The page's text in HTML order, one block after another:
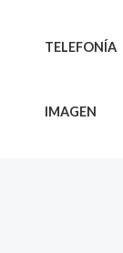
TELEFONÍA
IMAGEN